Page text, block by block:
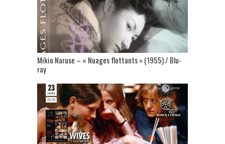
Mikio Naruse – « Nuages flottants » (1955) / Blu-
ray